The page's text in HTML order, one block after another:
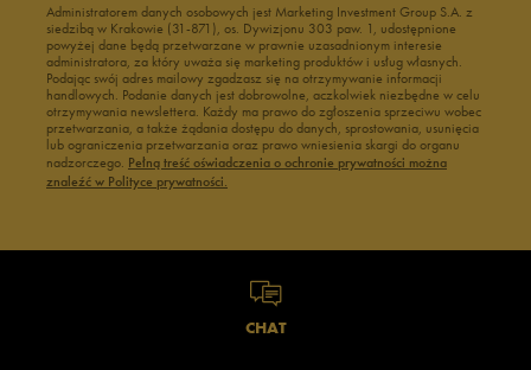
Administratorem danych osobowych jest Marketing Investment Group S.A. z
siedzibą w Krakowie (31-871), os. Dywizjonu 303 paw. 1, udostępnione
powyżej dane będą przetwarzane w prawnie uzasadnionym interesie
administratora, za który uważa się marketing produktów i usług własnych.
Podając swój adres mailowy zgadzasz się na otrzymywanie informacji
handlowych. Podanie danych jest dobrowolne, aczkolwiek niezbędne w celu
otrzymywania newslettera. Każdy ma prawo do zgłoszenia sprzeciwu wobec
przetwarzania, a także żądania dostępu do danych, sprostowania, usunięcia
lub ograniczenia przetwarzania oraz prawo wniesienia skargi do organu
nadzorczego. Pełną treść oświadczenia o ochronie prywatności można
znaleźć w Polityce prywatności.
CHAT